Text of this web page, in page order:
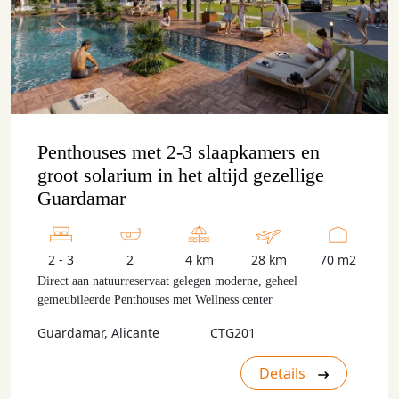
Penthouses met 2-3 slaapkamers en
groot solarium in het altijd gezellige
Guardamar
2 - 3 2 4 km 28 km 70 m2
Direct aan natuurreservaat gelegen moderne, geheel
gemeubileerde Penthouses met Wellness center
Guardamar, Alicante CTG201
Details